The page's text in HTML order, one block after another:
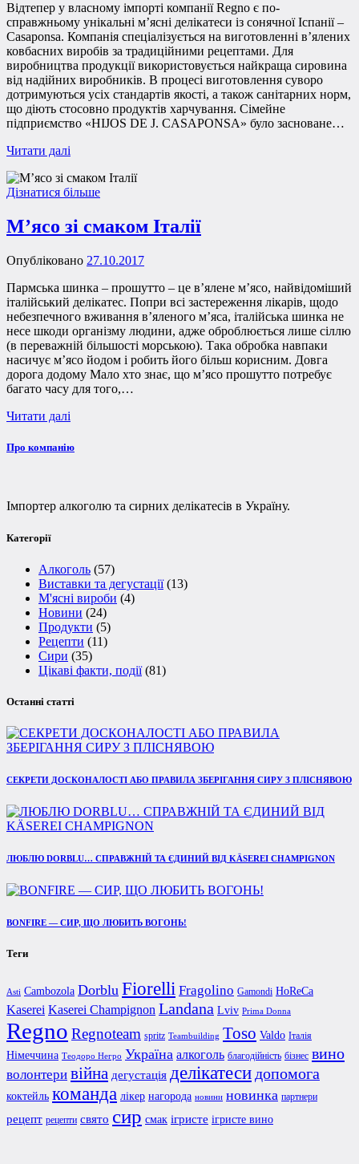
Відтепер у власному імпорті компанії Regno є по-
справжньому унікальні м’ясні делікатеси із сонячної Іспанії –
Casaponsa. Компанія спеціалізується на виготовленні в’ялених
ковбасних виробів за традиційними рецептами. Для
виробництва продукції використовується найкраща сировина
від надійних виробників. В процесі виготовлення суворо
дотримуються усіх стандартів якості, а також санітарних норм,
що діють стосовно продуктів харчування. Сімейне
підприємство «HIJOS DE J. CASAPONSA» було засноване…
Читати далі
Дізнатися більше
М’ясо зі смаком Італії
Опубліковано 27.10.2017
Пармська шинка – прошутто – це в’ялене м’ясо, найвідоміший
італійський делікатес. Попри всі застереження лікарів, щодо
небезпечного вживання в’яленого м’яса, італійська шинка не
несе шкоди організму людини, адже оброблюється лише сіллю
(в переважній більшості морською). Така обробка навпаки
насичує м’ясо йодом і робить його більш корисним. Довга
дорога додому Мало хто знає, що м’ясо прошутто потребує
багато часу для того,…
Читати далі
Про компанію
Імпортер алкоголю та сирних делікатесів в Україну.
Категорії
Алкоголь (57)
Виставки та дегустації(13)
М'ясні вироби (4)
Новини (24)
Продукти (5)
Рецепти (11)
Сири (35)
Цікаві факти, події(81)
Останні статті
СЕКРЕТИ ДОСКОНАЛОСТІ АБО ПРАВИЛА ЗБЕРІГАННЯ СИРУ З ПЛІСНЯВОЮ
ЛЮБЛЮ DORBLU… СПРАВЖНІЙ ТА ЄДИНИЙ ВІД KÄSEREI CHAMPIGNON
BONFIRE — СИР, ЩО ЛЮБИТЬ ВОГОНЬ!
Теги
Asti Cambozola Dorblu Fiorelli Fragolino Gamondi HoReCa
Kaserei Kaserei Champignon Landana Lviv Prima Donna
Regno Regnoteam spritz Teambuilding Toso Valdo Італія
Німеччина Теодоро Негро Україна алкоголь благодійність бізнес вино
волонтери війна дегустація делікатеси допомога
коктейль команда лікер нагорода новини новинка партнери
рецепт рецепти свято сир смак ігристе ігристе вино